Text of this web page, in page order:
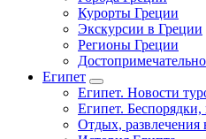
Курорты Греции
Экскурсии в Греции
Регионы Греции
Египет
Египет. Новости
Египет.
Отдых, развлечения